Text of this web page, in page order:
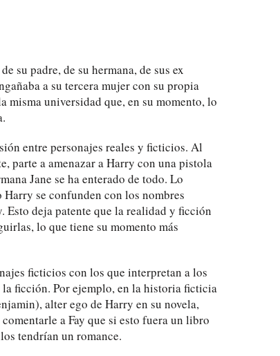
su padre, de su hermana, de sus ex
a su tercera mujer con su propia
misma universidad que, en su momento, lo
entre personajes reales y ficticios. Al
parte a amenazar a Harry con una pistola
Jane se ha enterado de todo. Lo
se confunden con los nombres
Esto deja patente que la realidad y ficción
lo que tiene su momento más
ficticios con los que interpretan a los
la ficción. Por ejemplo, en la historia ficticia
alter ego de Harry en su novela,
a Fay que si esto fuera un libro
tendrían un romance.